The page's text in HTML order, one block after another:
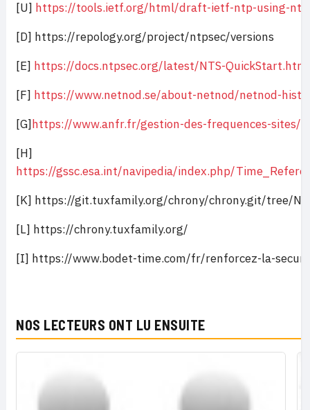
[U] https://tools.ietf.org/html/draft-ietf-ntp-using-
[D] https://repology.org/project/ntpsec/versions
[E] https://docs.ntpsec.org/latest/NTS-QuickStart.html
[F] https://www.netnod.se/about-netnod/netnod-
[G]https://www.anfr.fr/gestion-des-frequences-sites/
[H]
https://gssc.esa.int/navipedia/index.php/
[K] https://git.tuxfamily.org/chrony/chrony.git/tree/
[L] https://chrony.tuxfamily.org/
[I] https://www.bodet-time.com/fr/renforcez-la-
NOS LECTEURS ONT LU ENSUITE